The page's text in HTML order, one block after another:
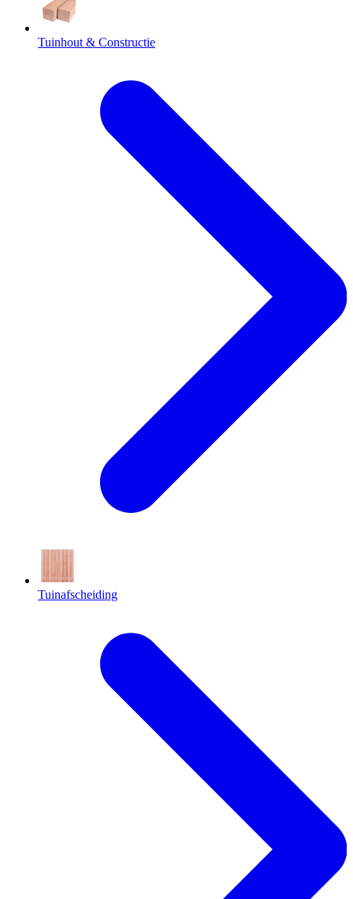
Tuinhout & Constructie
Tuinafscheiding